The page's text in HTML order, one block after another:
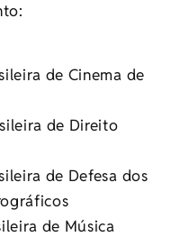
de Cinema de
de Direito
de Defesa dos
de Música